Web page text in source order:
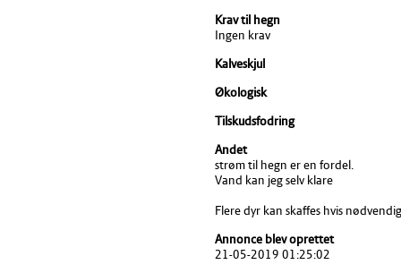
Krav til hegn
Ingen krav
Kalveskjul
Økologisk
Tilskudsfodring
Andet
strøm til hegn er en fordel.
Vand kan jeg selv klare
Flere dyr kan skaffes hvis
Annonce blev oprettet
21-05-2019 01:25:02